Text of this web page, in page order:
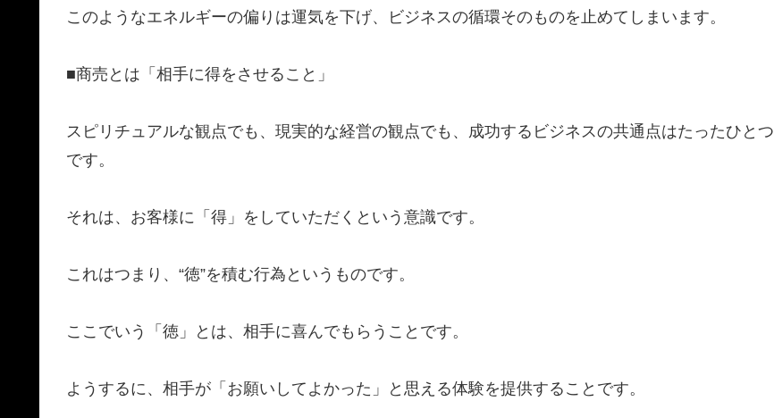
​このようなエネルギーの偏りは運気を下げ、ビジネスの循環そのものを止めてしまいます。
​■商売とは「相手に得をさせること」
​スピリチュアルな観点でも、現実的な経営の観点でも、成功するビジネスの共通点はたったひとつ
です。
​それは、お客様に「得」をしていただくという意識です。
​これはつまり、“徳”を積む行為というものです。
​ここでいう「徳」とは、相手に喜んでもらうことです。
​ようするに、相手が「お願いしてよかった」と思える体験を提供することです。